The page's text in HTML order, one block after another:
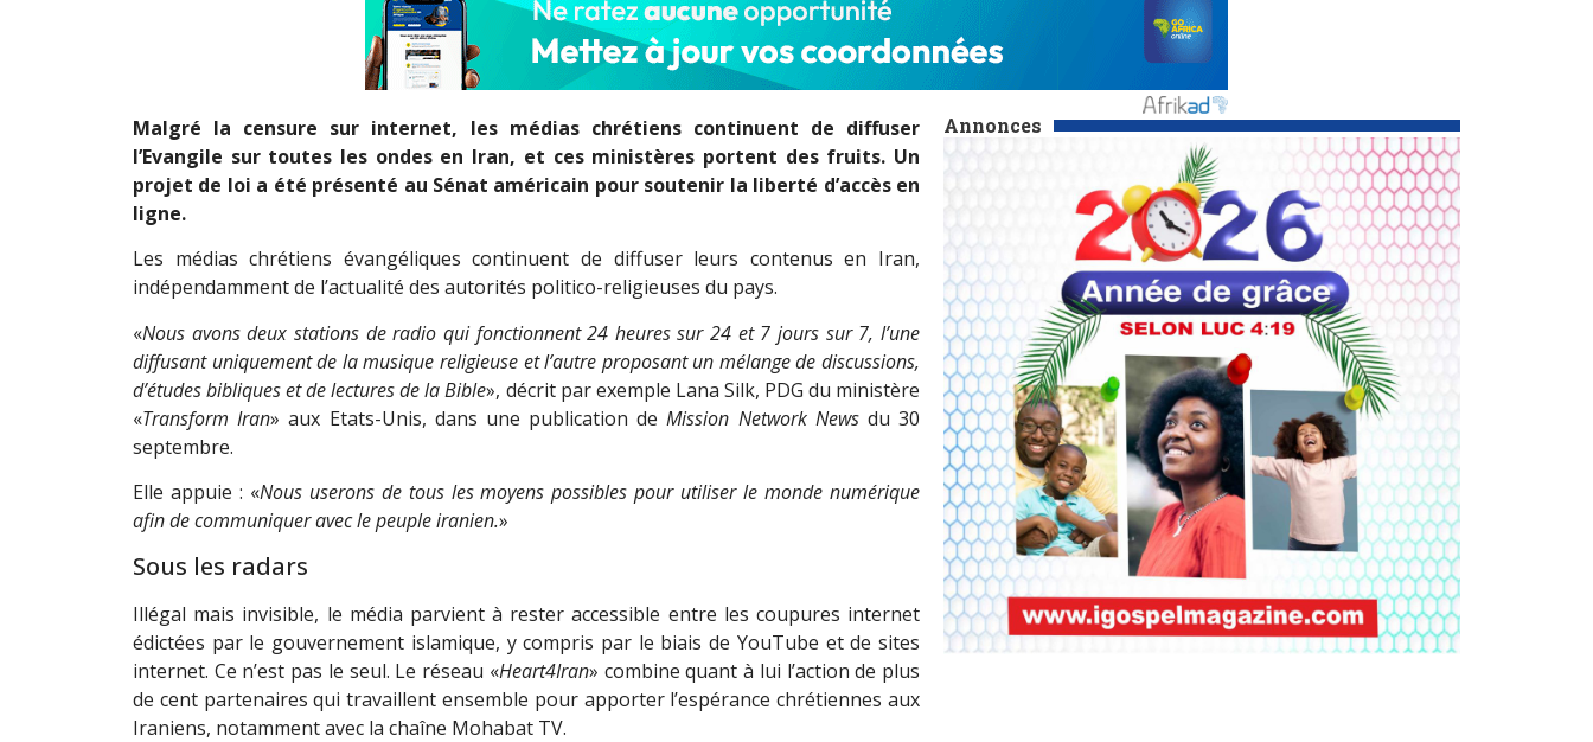
Annonces
Malgré la censure sur internet, les médias chrétiens continuent de diffuser
l’Evangile sur toutes les ondes en Iran, et ces ministères portent des fruits. Un
projet de loi a été présenté au Sénat américain pour soutenir la liberté d’accès en
ligne.
Les médias chrétiens évangéliques continuent de diffuser leurs contenus en Iran,
indépendamment de l’actualité des autorités politico-religieuses du pays.
«Nous avons deux stations de radio qui fonctionnent 24 heures sur 24 et 7 jours sur 7, l’une
diffusant uniquement de la musique religieuse et l’autre proposant un mélange de discussions,
d’études bibliques et de lectures de la Bible», décrit par exemple Lana Silk, PDG du ministère
«Transform Iran» aux Etats-Unis, dans une publication deMission Network Newsdu 30
septembre.
Elle appuie : «Nous userons de tous les moyens possibles pour utiliser le monde numérique
afin de communiquer avec le peuple iranien.»
Sous les radars
Illégal mais invisible, le média parvient à rester accessible entre les coupures internet
édictées par le gouvernement islamique, y compris par le biais de YouTube et de sites
internet. Ce n’est pas le seul. Le réseau «Heart4Iran» combine quant à lui l’action de plus
de cent partenaires qui travaillent ensemble pour apporter l’espérance chrétiennes aux
Iraniens, notamment avec la chaîne Mohabat TV.